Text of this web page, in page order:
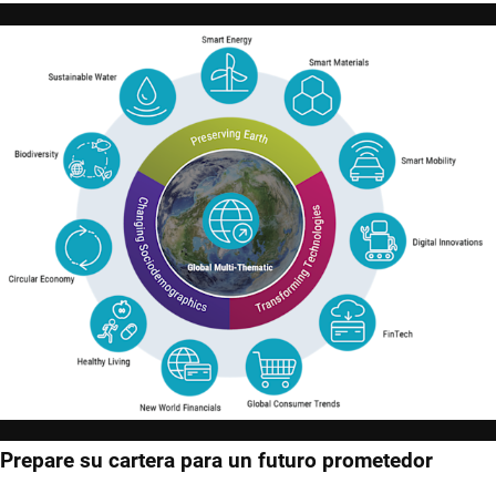
Prepare su cartera para un futuro prometedor